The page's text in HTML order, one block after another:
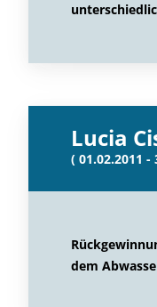
Lucia
( 01.02.2011 -
dem